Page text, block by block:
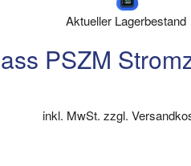
Aktueller Lagerbestand
PSZM
inkl. MwSt. zzgl.